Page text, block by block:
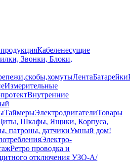
Кабеленесущие
Звонки, Блоки,
ЛентаБатарейки
Измерительные
Внутренние
ТаймерыЭлектродвигателиТовары
Шкафы, Ящики, Корпуса,
патроны, датчикиУмный дом!
Электро-
Ретро проводка и
отключения УЗО-А/